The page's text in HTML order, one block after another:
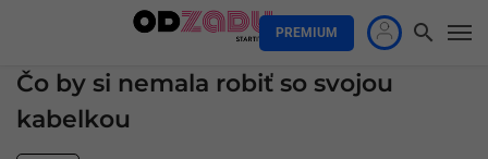
PREMIUM
Čo by si nemala robiť so svojou
kabelkou